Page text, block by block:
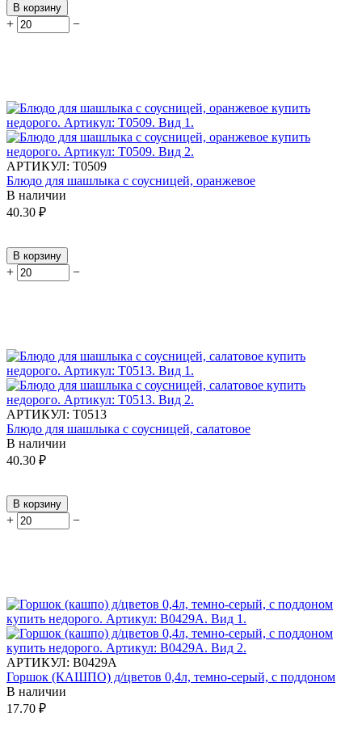
В корзину
+ −
АРТИКУЛ: Т0509
Блюдо для шашлыка с соусницей, оранжевое
В наличии
40.30 ₽
В корзину
+ −
АРТИКУЛ: Т0513
Блюдо для шашлыка с соусницей, салатовое
В наличии
40.30 ₽
В корзину
+ −
АРТИКУЛ: В0429А
Горшок (КАШПО) д/цветов 0,4л, темно-серый, с поддоном
В наличии
17.70 ₽